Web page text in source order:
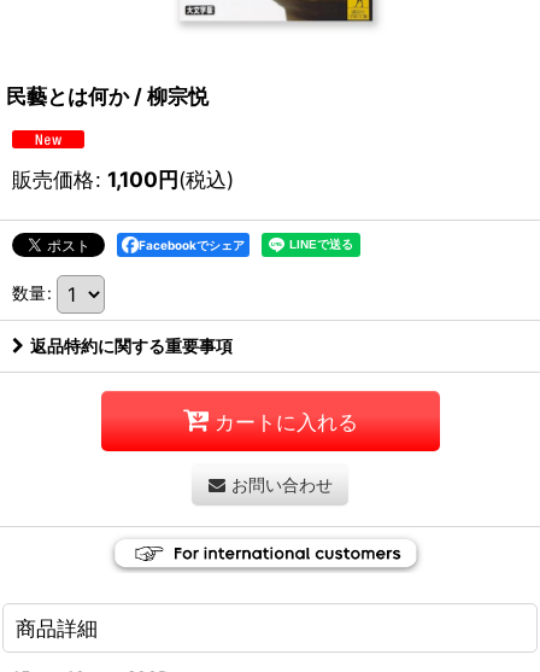
民藝とは何か / 柳宗悦
販売価格: 1,100円(税込)
Facebookでシェア
数量:
返品特約に関する重要事項
カートに入れる
お問い合わせ
商品詳細